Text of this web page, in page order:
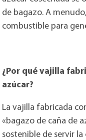
de bagazo. A
combustible para
¿Por qué vajilla
azúcar?
La vajilla fabricada
«bagazo de caña de
sostenible de servir